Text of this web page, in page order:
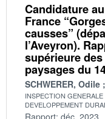
Candidature
France
causses”
l’Aveyron).
supérieure
paysages du
SCHWERER, Odile
INSPECTION
DEVELOPPEMENT
Rapport: déc. 2023